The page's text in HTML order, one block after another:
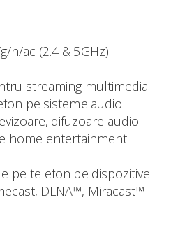
n/ac (2.4 & 5GHz)
streaming multimedia
pe sisteme audio
difuzoare audio
home entertainment
pe telefon pe dispozitive
DLNA™, Miracast™